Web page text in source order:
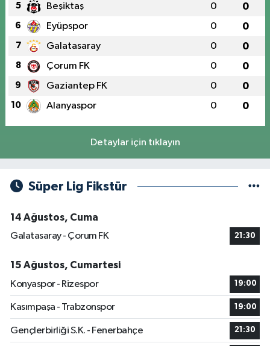
5 Beşiktaş 0 0
6 Eyüpspor 0 0
7 Galatasaray 0 0
8 Çorum FK 0 0
9 Gaziantep FK 0 0
10 Alanyaspor 0 0
Detaylar için tıklayın
Süper Lig Fikstür
14 Ağustos, Cuma
Galatasaray - Çorum FK
21:30
15 Ağustos, Cumartesi
Konyaspor - Rizespor
19:00
Kasımpaşa - Trabzonspor 19:00
Gençlerbirliği S.K. - Fenerbahçe 21:30